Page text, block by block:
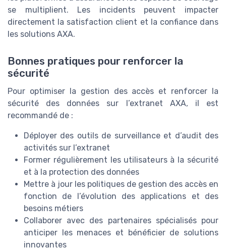
se multiplient. Les incidents peuvent impacter
directement la satisfaction client et la confiance dans
les solutions AXA.
Bonnes pratiques pour renforcer la
sécurité
Pour optimiser la gestion des accès et renforcer la
sécurité des données sur l’extranet AXA, il est
recommandé de :
Déployer des outils de surveillance et d’audit des
activités sur l’extranet
Former régulièrement les utilisateurs à la sécurité
et à la protection des données
Mettre à jour les politiques de gestion des accès en
fonction de l’évolution des applications et des
besoins métiers
Collaborer avec des partenaires spécialisés pour
anticiper les menaces et bénéficier de solutions
innovantes